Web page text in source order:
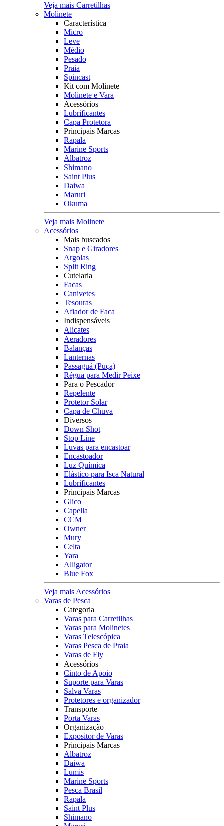
Veja mais Carretilhas
Molinete
Característica
Micro
Leve
Médio
Pesado
Praia
Spincast
Kit com Molinete
Molinete e Vara
Acessórios
Lubrificantes
Capa Protetora
Principais Marcas
Rapala
Marine Sports
Albatroz
Shimano
Saint Plus
Daiwa
Maruri
Okuma
Veja mais Molinete
Acessórios
Mais buscados
Snap e Giradores
Argolas
Split Ring
Cutelaria
Facas
Canivetes
Tesouras
Afiador de Faca
Indispensáveis
Alicates
Aeradores
Balanças
Lanternas
Passaguá (Puça)
Régua para Medir Peixe
Para o Pescador
Repelente
Protetor Solar
Capa de Chuva
Diversos
Down Shot
Stop Line
Luvas para encastoar
Encastoador
Luz Química
Elástico para Isca Natural
Lubrificantes
Principais Marcas
Glico
Capella
CCM
Owner
Mury
Celta
Yara
Alligator
Blue Fox
Veja mais Acessórios
Varas de Pesca
Categoria
Varas para Carretilhas
Varas para Molinetes
Varas Telescópica
Varas Pesca de Praia
Varas de Fly
Acessórios
Cinto de Apoio
Suporte para Varas
Salva Varas
Protetores e organizador
Transporte
Porta Varas
Organização
Expositor de Varas
Principais Marcas
Albatroz
Daiwa
Lumis
Marine Sports
Pesca Brasil
Rapala
Saint Plus
Shimano